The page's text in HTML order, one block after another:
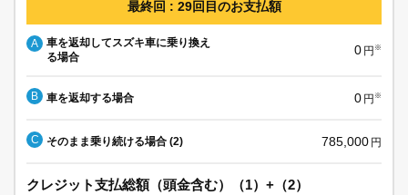
最終回 : 29回目のお支払額
A
車を返却してスズキ車に乗り換え
る場合
0 円 ※
B 車を返却する場合 0 円 ※
C そのまま乗り続ける場合 (2) 785,000 円
クレジット支払総額（頭金含む）（1）+（2）